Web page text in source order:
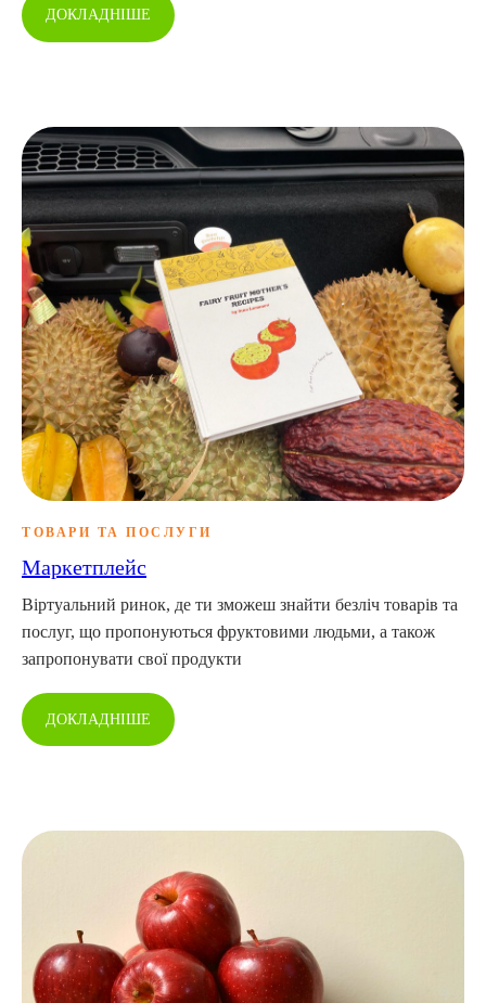
ДОКЛАДНІШЕ
ТОВАРИ ТА ПОСЛУГИ
Маркетплейс
Віртуальний ринок, де ти зможеш знайти безліч товарів та
послуг, що пропонуються фруктовими людьми, а також
запропонувати свої продукти
ДОКЛАДНІШЕ